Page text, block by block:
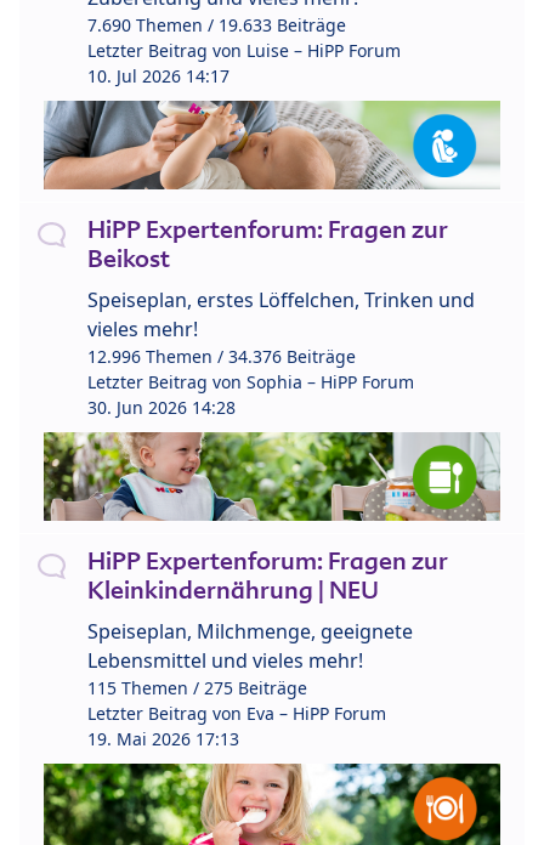
7.690 Themen / 19.633 Beiträge
Letzter Beitrag von Luise – HiPP Forum
10. Jul 2026 14:17
HiPP Expertenforum: Fragen zur
Beikost
Speiseplan, erstes Löffelchen, Trinken und
vieles mehr!
12.996 Themen / 34.376 Beiträge
Letzter Beitrag von Sophia – HiPP Forum
30. Jun 2026 14:28
HiPP Expertenforum: Fragen zur
Kleinkindernährung | NEU
Speiseplan, Milchmenge, geeignete
Lebensmittel und vieles mehr!
115 Themen / 275 Beiträge
Letzter Beitrag von Eva – HiPP Forum
19. Mai 2026 17:13